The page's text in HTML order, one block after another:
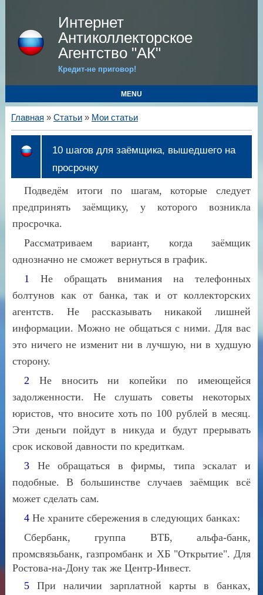
Интернет
Антиколлекторское
Агентство "АК"
Кредит-не приговор!
MENU
Главная » Статьи» Мои статьи
10 шагов для заёмщика, вышедшего на
просрочку
Подведём итоги по шагам, которые следует
предпринять заёмщику, у которого возникла
просрочка.
Рассматриваем вариант, когда заёмщик
однозначно не сможет вернуться в график.
1
Не обращать внимания на телефонных
болтунов как от банка, так и от коллекторских
агентств. Не рассказывать никакой лишней
информации. Можно не общаться с ними. Для вас
это ничего не изменит ни в лучшую, ни в худшую
сторону.
2 Не вносить ни копейки по имеющейся
задолженности. Не слушать советы некоторых
юристов, что вносите хоть по 100 рублей в месяц.
Эти деньги пойдут в никуда и будут прерывать
срок исковой давности по кредиткам.
3 Не обращаться в фирмы, типа эскалат и
подобные. В большинстве случаев заёмщик всё
может сделать сам.
4 Не храните сбережения в следующих банках:
Сбербанк, группа ВТБ, альфа-банк,
промсвязьбанк, газпромбанк и ХБ "Открытие". Для
Ростова-на-Дону так же Центр-Инвест.
5При наличии зарплатной карты в банках,